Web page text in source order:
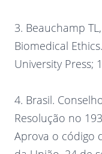
3. Beauchamp
Biomedical
University Press;
4. Brasil.
Resolução no
Aprova o código